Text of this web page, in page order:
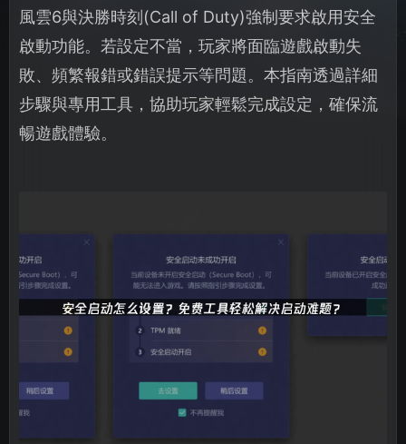
風雲6與決勝時刻(Call of Duty)強制要求啟用安全
啟動功能。若設定不當，玩家將面臨遊戲啟動失
敗、頻繁報錯或錯誤提示等問題。本指南透過詳細
步驟與專用工具，協助玩家輕鬆完成設定，確保流
暢遊戲體驗。